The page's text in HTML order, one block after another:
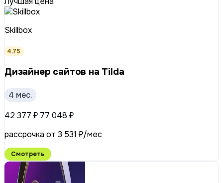
Skillbox
4.75
Дизайнер сайтов на Tilda
4 мес.
42 377 ₽ 77 048 ₽
рассрочка от 3 531 ₽/мес
Смотреть